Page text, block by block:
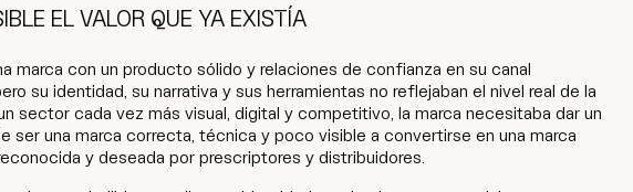
EL VALOR QUE YA EXISTÍA
marca con un producto sólido y relaciones de confianza en su canal
su identidad, su narrativa y sus herramientas no reflejaban el nivel real de la
sector cada vez más visual, digital y competitivo, la marca necesitaba dar un
ser una marca correcta, técnica y poco visible a convertirse en una marca
y deseada por prescriptores y distribuidores.